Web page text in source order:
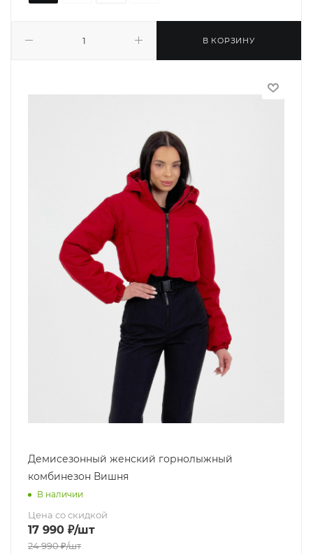
В КОРЗИНУ
Демисезонный женский горнолыжный
комбинезон Вишня
В наличии
Цена со скидкой
17 990 ₽/шт
24 990₽/шт